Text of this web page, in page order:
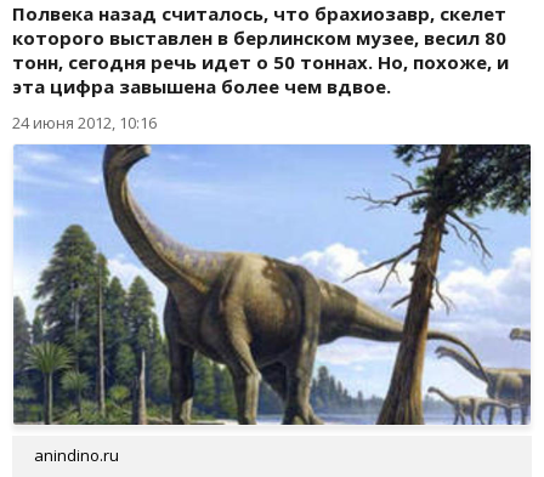
Полвека назад считалось, что брахиозавр, скелет
которого выставлен в берлинском музее, весил 80
тонн, сегодня речь идет о 50 тоннах. Но, похоже, и
эта цифра завышена более чем вдвое.
24 июня 2012, 10:16
anindino.ru